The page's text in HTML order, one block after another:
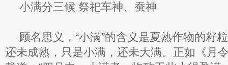
小满分三候 祭祀车神、蚕神
顾名思义，“小满”的含义是夏熟作物的籽
还未成熟，只是小满，还未大满。正如《月